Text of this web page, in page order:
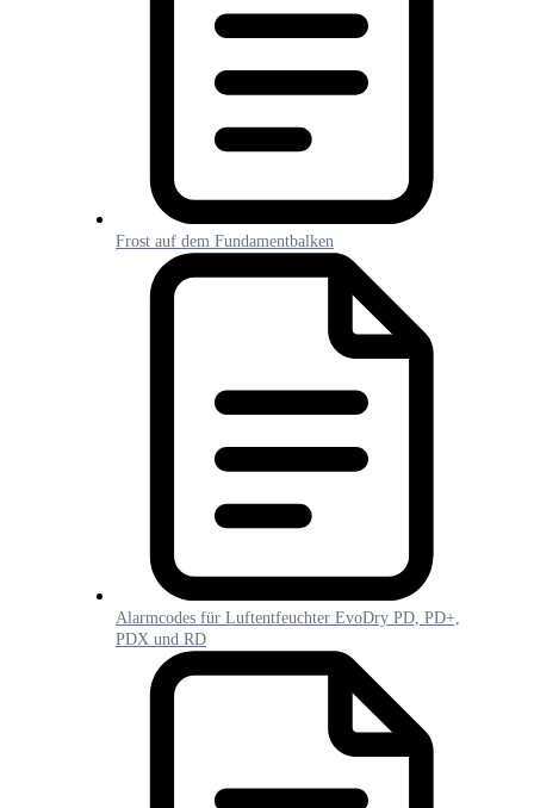
Frost auf dem Fundamentbalken
Alarmcodes für Luftentfeuchter EvoDry PD, PD+,
PDX und RD